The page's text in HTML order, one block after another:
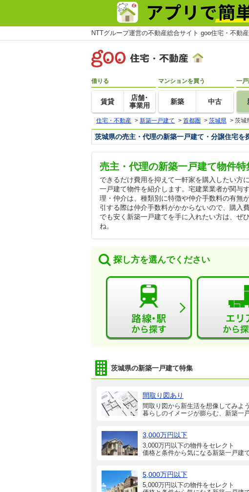
NTTグループ運営の不動産総合サイト goo住宅・不動産
借りる
賃貸
店舗･
事業用
マンションを買う
新築 中古
一戸
住宅・不動産 > 新築一戸建て > 首都圏 > 茨城県 > 茨城
茨城県の売主・代理の新築一戸建て・分譲住宅を
売主・代理の新築一戸建て物件特
できるだけ費用を抑えて一軒家を購入したい方
一戸建て物件を紹介します。宅建業業者が関与
理・仲介は、種類別に特徴や仲介手数料の有無
引する際は仲介手数料がかからないので、購入
でも安く新築一戸建てを手に入れたい方は、ぜ
ね。
探し方を選んでください
茨城県の新築一戸建て特集
間取り図あり
間取り図から新生活を想像してみよ
暮らしのイメージが膨らむ、新築一
3,000万円以下
3,000万円以下の物件をセレクト
価格と条件から気になる新築一戸建
5,000万円以下
5,000万円以下の物件をセレクト